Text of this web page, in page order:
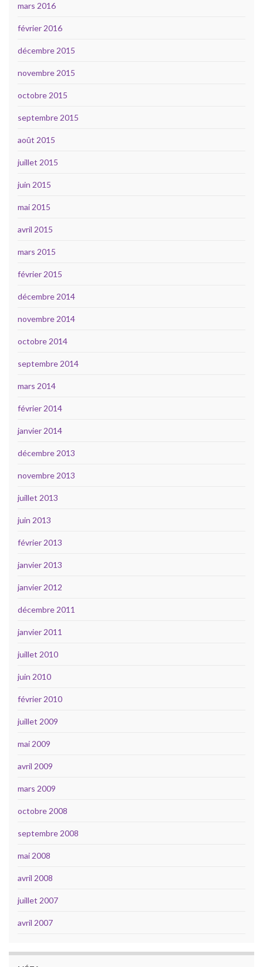
mars 2016
février 2016
décembre 2015
novembre 2015
octobre 2015
septembre 2015
août 2015
juillet 2015
juin 2015
mai 2015
avril 2015
mars 2015
février 2015
décembre 2014
novembre 2014
octobre 2014
septembre 2014
mars 2014
février 2014
janvier 2014
décembre 2013
novembre 2013
juillet 2013
juin 2013
février 2013
janvier 2013
janvier 2012
décembre 2011
janvier 2011
juillet 2010
juin 2010
février 2010
juillet 2009
mai 2009
avril 2009
mars 2009
octobre 2008
septembre 2008
mai 2008
avril 2008
juillet 2007
avril 2007